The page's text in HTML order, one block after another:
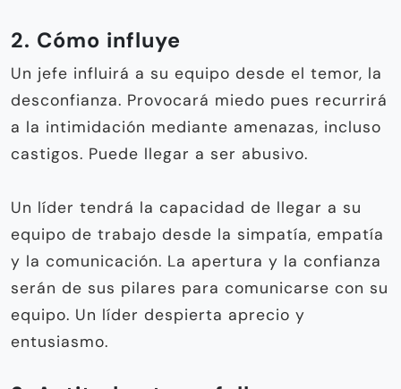
2. Cómo influye
Un jefe influirá a su equipo desde el temor, la
desconfianza. Provocará miedo pues recurrirá
a la intimidación mediante amenazas, incluso
castigos. Puede llegar a ser abusivo.
Un líder tendrá la capacidad de llegar a su
equipo de trabajo desde la simpatía, empatía
y la comunicación. La apertura y la confianza
serán de sus pilares para comunicarse con su
equipo. Un líder despierta aprecio y
entusiasmo.